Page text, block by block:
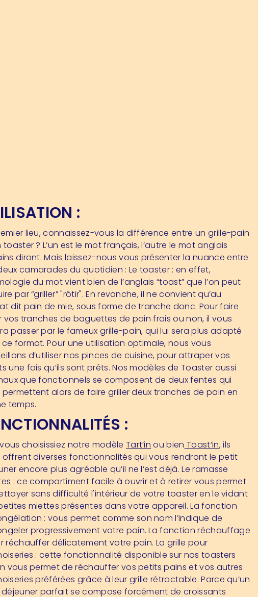
:
lieu, connaissez-vous la différence entre un grille-pain
toaster ? L’un est le mot français, l’autre le mot anglais
diront. Mais laissez-nous vous présenter la nuance entre
camarades du quotidien : Le toaster : en effet,
du mot vient bien de l’anglais “toast” que l’on peut
par “griller” "rôtir". En revanche, il ne convient qu’au
dit pain de mie, sous forme de tranche donc. Pour faire
vos tranches de baguettes de pain frais ou non, il vous
passer par le fameux grille-pain, qui lui sera plus adapté
format. Pour une utilisation optimale, nous vous
d’utiliser nos pinces de cuisine, pour attraper vos
une fois qu’ils sont prêts. Nos modèles de Toaster aussi
que fonctionnels se composent de deux fentes qui
permettent alors de faire griller deux tranches de pain en
temps.
:
choisissiez notre modèle Tart’in ou bien Toast’in, ils
offrent diverses fonctionnalités qui vous rendront le petit
encore plus agréable qu’il ne l’est déjà.Le ramasse
: ce compartiment facile à ouvrir et à retirer vous permet
sans difficulté l'intérieur de votre toaster en le vidant
miettes présentes dans votre appareil.La fonction
: vous permet comme son nom l’indique de
progressivement votre pain.La fonction réchauffage
réchauffer délicatement votre pain. La grille pour
: cette fonctionnalité disponible sur nos toasters
vous permet de réchauffer vos petits pains et vos autres
préférées grâce à leur grille rétractable. Parce qu’un
parfait se compose forcément de croissants